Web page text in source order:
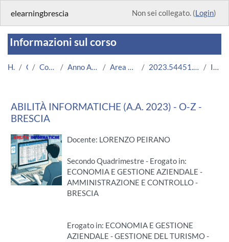
elearningbrescia Non sei collegato. (Login)
Informazioni sul corso
Home Corsi Corsi Istituzionali Anno Accademico 2023/2024 Area Economico-Statistica 2023.54451.2019.111.A005213.O-Z_12004 Introduzione
ABILITÀ INFORMATICHE (A.A. 2023) - O-Z -
BRESCIA
Docente: LORENZO PEIRANO
Secondo Quadrimestre - Erogato in:
ECONOMIA E GESTIONE AZIENDALE -
AMMINISTRAZIONE E CONTROLLO -
BRESCIA
Erogato in: ECONOMIA E GESTIONE
AZIENDALE - GESTIONE DEL TURISMO -